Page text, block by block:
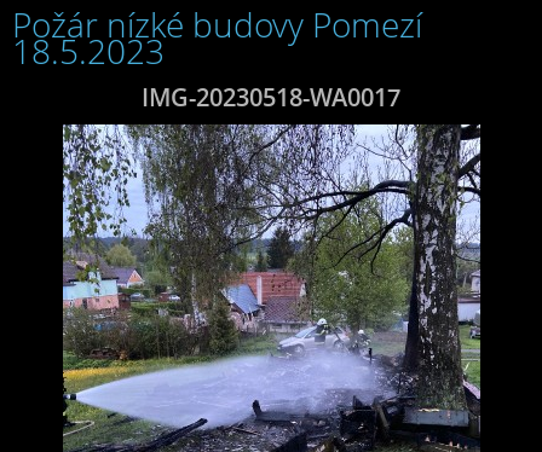
Požár nízké budovy Pomezí
18.5.2023
IMG-20230518-WA0017